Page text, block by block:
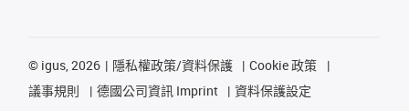
© igus, 2026 隱私權政策/資料保護
Cookie 政策
議事規則
德國公司資訊 Imprint 資料保護設定